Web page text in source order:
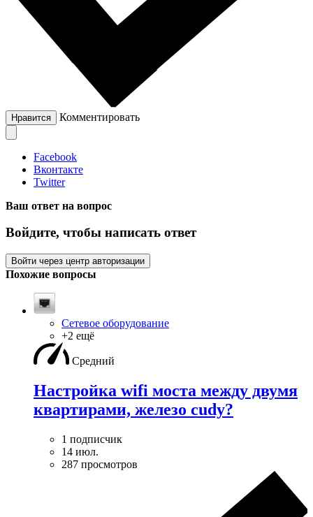
Нравится Комментировать
Facebook
Вконтакте
Twitter
Ваш ответ на вопрос
Войдите, чтобы написать ответ
Войти через центр авторизации
Похожие вопросы
Сетевое оборудование
+2 ещё
Средний
Настройка wifi моста между двумя
квартирами, железо cudy?
1 подписчик
14 июл.
287 просмотров